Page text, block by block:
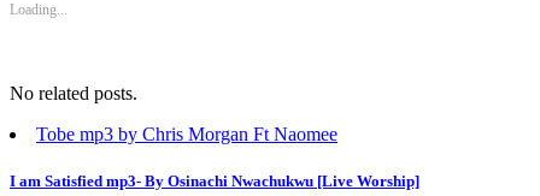
Loading...
No related posts.
Tobe mp3 by Chris Morgan Ft Naomee
Post
I am Satisfied mp3- By Osinachi Nwachukwu [Live Worship]